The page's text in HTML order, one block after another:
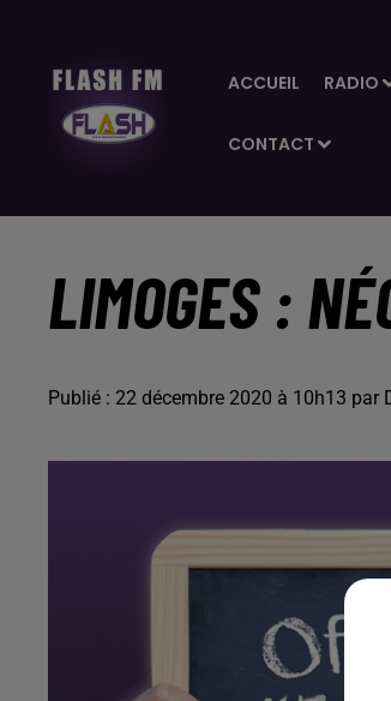
ACCUEIL RADIO
CONTACT
LIMOGES :
Publié : 22 décembre 2020 à 10h13 par